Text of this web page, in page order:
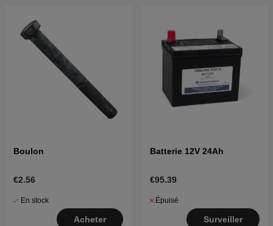
Boulon
€2.56
En stock
Acheter
Batterie 12V 24Ah
€95.39
Épuisé
Surveiller